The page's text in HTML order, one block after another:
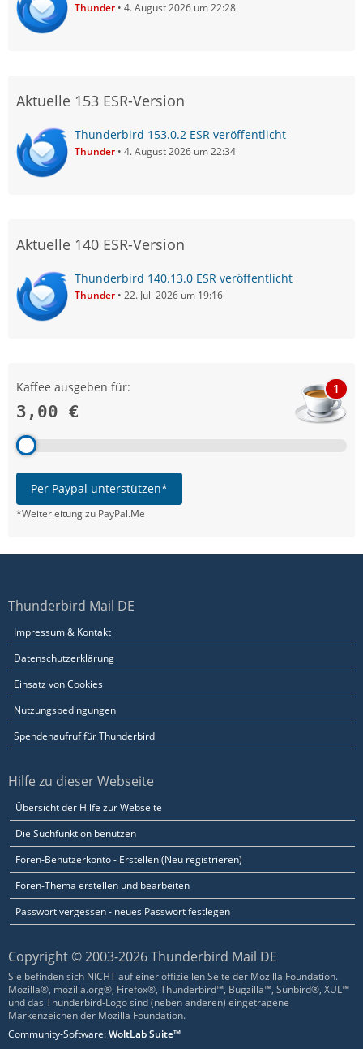
Thunder 4. August 2026 um 22:28
Aktuelle 153 ESR-Version
Thunderbird 153.0.2 ESR veröffentlicht
Thunder 4. August 2026 um 22:34
Aktuelle 140 ESR-Version
Thunderbird 140.13.0 ESR veröffentlicht
Thunder 22. Juli 2026 um 19:16
Kaffee ausgeben für:
3,00 €
1
Per Paypal unterstützen*
*Weiterleitung zu PayPal.Me
Thunderbird Mail DE
Impressum & Kontakt
Datenschutzerklärung
Einsatz von Cookies
Nutzungsbedingungen
Spendenaufruf für Thunderbird
Hilfe zu dieser Webseite
Übersicht der Hilfe zur Webseite
Die Suchfunktion benutzen
Foren-Benutzerkonto - Erstellen (Neu registrieren)
Foren-Thema erstellen und bearbeiten
Passwort vergessen - neues Passwort festlegen
Copyright © 2003-2026 Thunderbird Mail DE
Sie befinden sich NICHT auf einer offiziellen Seite der Mozilla Foundation.
Mozilla®, mozilla.org®, Firefox®, Thunderbird™, Bugzilla™, Sunbird®, XUL™
und das Thunderbird-Logo sind (neben anderen) eingetragene
Markenzeichen der Mozilla Foundation.
Community-Software:WoltLab Suite™